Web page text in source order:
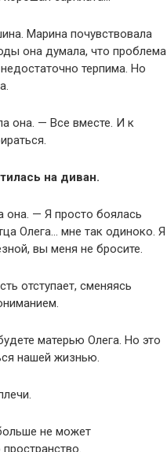
Марина почувствовала
она думала, что проблема
терпима. Но
она. — Все вместе. И к
на диван.
она. — Я просто боялась
Олега… мне так одиноко. Я
вы меня не бросите.
отступает, сменяясь
матерью Олега. Но это
нашей жизнью.
не может